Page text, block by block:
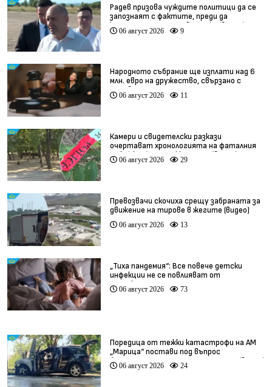
Радев призова чуждите политици да се
запознаят с фактите, преди да
коментират случая в Банско (видео)
06 август 2026 9
Народното събрание ще изплати над 6
млн. евро на дружество, свързано с
Баневи
06 август 2026 11
Камери и свидетелски разкази
очертават хронологията на фаталния
побой край Младежкия хълм (видео)
06 август 2026 29
Превозвачи скочиха срещу забраната за
движение на тирове в жегите (видео)
06 август 2026 13
„Тиха пандемия“: Все повече детски
инфекции не се повлияват от
антибиотици
06 август 2026 73
Поредица от тежки катастрофи на АМ
„Марица“ постави под въпрос
безопасността по магистралата (видео)
06 август 2026 24